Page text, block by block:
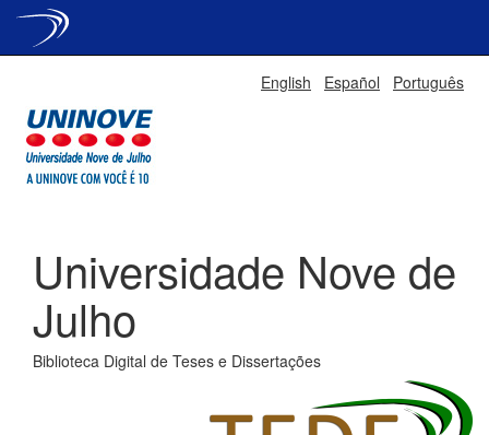
English Español Português
Universidade Nove de
Julho
Biblioteca Digital de Teses e Dissertações